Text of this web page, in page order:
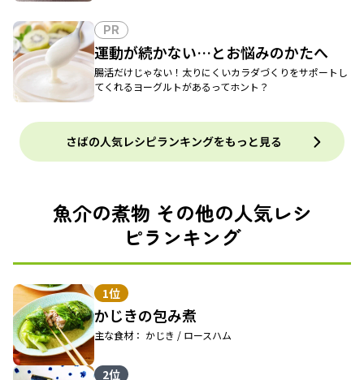
PR
運動が続かない…とお悩みのかたへ
腸活だけじゃない！太りにくいカラダづくりをサポートし
てくれるヨーグルトがあるってホント？
さばの人気レシピランキングをもっと見る
魚介の煮物 その他の人気レシ
ピランキング
1位
かじきの包み煮
主な食材： かじき / ロースハム
2位